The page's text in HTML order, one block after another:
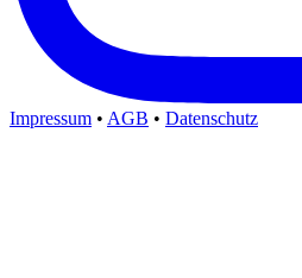
Impressum • AGB • Datenschutz